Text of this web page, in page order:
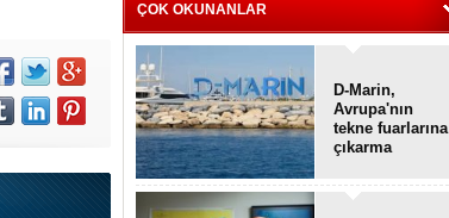
ÇOK OKUNANLAR
D-Marin,
Avrupa'nın
tekne fuarlarına
çıkarma